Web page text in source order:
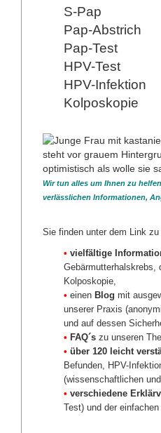
des
werden
„Pap“
den
in CIN-
Die
S-Pap
Pap-Abstrich
Pap-Test
HPV-Test
HPV-Infektion
Kolposkopie
Wir tun alles um Ihnen zu
verlässlichen Informationen,
Sie finden unter dem Link zu
• vielfältige
Gebärmutterhalskrebs,
Kolposkopie,
• einen Blog mit
unserer Praxis
und auf dessen
• FAQ´s zu unseren
• über 120 leicht
Befunden, HPV-
(wissenschaftlichen
• verschiedene
Test) und der